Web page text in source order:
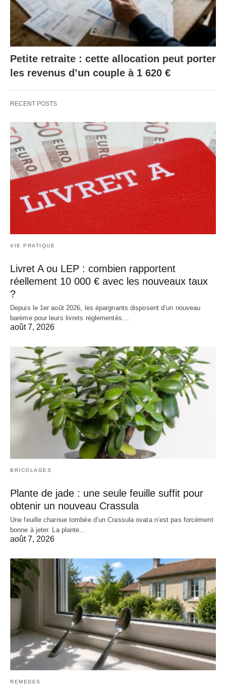
Petite retraite : cette allocation peut porter
les revenus d’un couple à 1 620 €
RECENT POSTS
VIE PRATIQUE
Livret A ou LEP : combien rapportent
réellement 10 000 € avec les nouveaux taux
?
Depuis le 1er août 2026, les épargnants disposent d’un nouveau
barème pour leurs livrets réglementés.…
août 7, 2026
BRICOLAGES
Plante de jade : une seule feuille suffit pour
obtenir un nouveau Crassula
Une feuille charnue tombée d’un Crassula ovata n’est pas forcément
bonne à jeter. La plante…
août 7, 2026
REMEDES